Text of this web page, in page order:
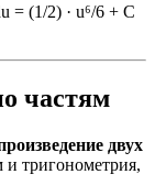
= (1/2) · u⁶/6 + C
частям
двух
тригонометрия,